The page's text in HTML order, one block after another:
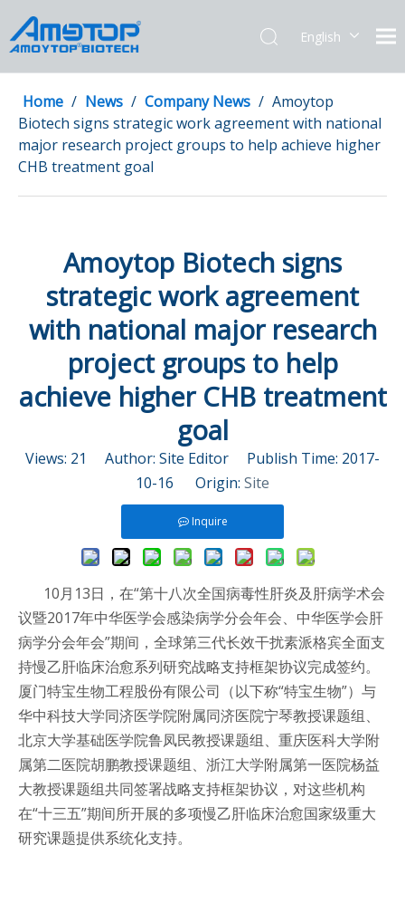
English
Home / News / Company News / Amoytop
Biotech signs strategic work agreement with national
major research project groups to help achieve higher
CHB treatment goal
Amoytop Biotech signs
strategic work agreement
with national major research
project groups to help
achieve higher CHB treatment
goal
Views: 21
Author: Site Editor Publish Time: 2017-
10-16 Origin: Site
Inquire
10月13日，在“第十八次全国病毒性肝炎及肝病学术会
议暨2017年中华医学会感染病学分会年会、中华医学会肝
病学分会年会”期间，全球第三代长效干扰素派格宾全面支
持慢乙肝临床治愈系列研究战略支持框架协议完成签约。
厦门特宝生物工程股份有限公司（以下称“特宝生物”）与
华中科技大学同济医学院附属同济医院宁琴教授课题组、
北京大学基础医学院鲁凤民教授课题组、重庆医科大学附
属第二医院胡鹏教授课题组、浙江大学附属第一医院杨益
大教授课题组共同签署战略支持框架协议，对这些机构
在“十三五”期间所开展的多项慢乙肝临床治愈国家级重大
研究课题提供系统化支持。